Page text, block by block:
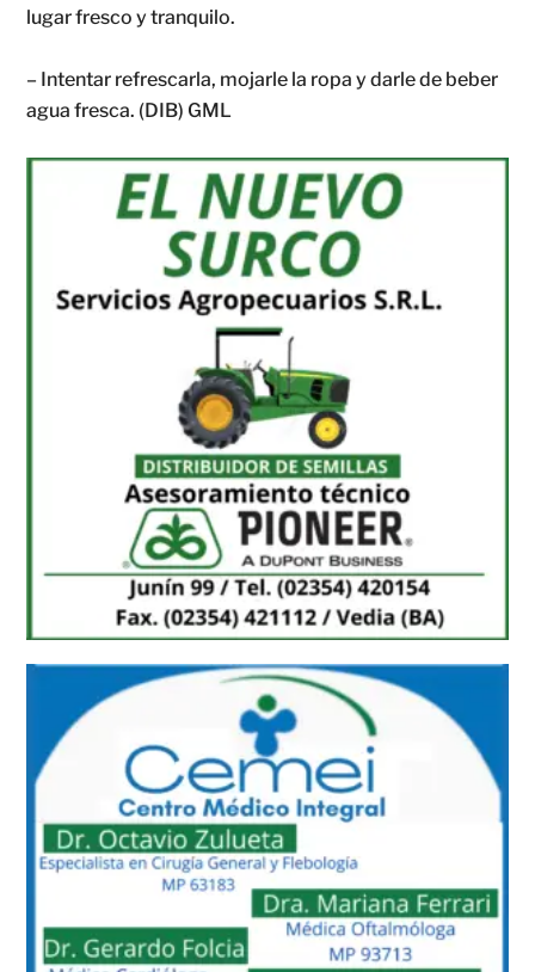
lugar fresco y tranquilo.
– Intentar refrescarla, mojarle la ropa y darle de beber
agua fresca. (DIB) GML